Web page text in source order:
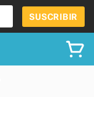
SUSCRIBIR